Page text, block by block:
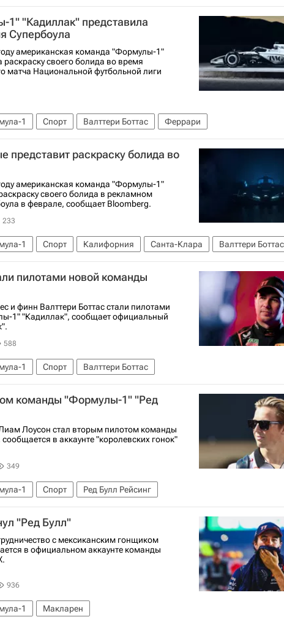
"Кадиллак" представила
Супербоула
американская команда "Формулы-1"
своего болида во время
матча Национальной футбольной лиги
1 Спорт Валттери Боттас Феррари
представит раскраску болида во
американская команда "Формулы-1"
своего болида в рекламном
в феврале, сообщает Bloomberg.
233
1 Спорт Калифорния Санта-Клара Валттери Боттас
пилотами новой команды
и финн Валттери Боттас стали пилотами
1" "Кадиллак", сообщает официальный
588
1 Спорт Валттери Боттас
команды "Формулы-1" "Ред
Лоусон стал вторым пилотом команды
в аккаунте "королевских гонок"
349
1 Спорт Ред Булл Рейсинг
"Ред Булл"
с мексиканским гонщиком
в официальном аккаунте команды
936
1 Макларен